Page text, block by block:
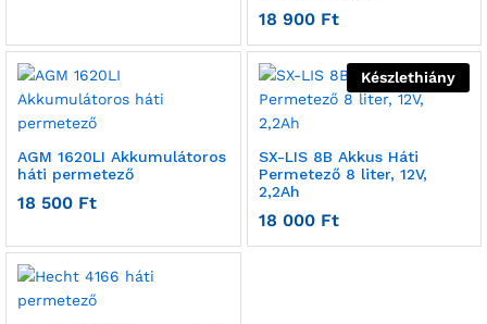
18 900 Ft
AGM 1620LI Akkumulátoros
háti permetező
18 500 Ft
Készlethiány
SX-LIS 8B Akkus Háti
Permetező 8 liter, 12V,
2,2Ah
18 000 Ft